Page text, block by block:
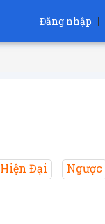
Đăng nhập |
Hiện Đại
Ngược